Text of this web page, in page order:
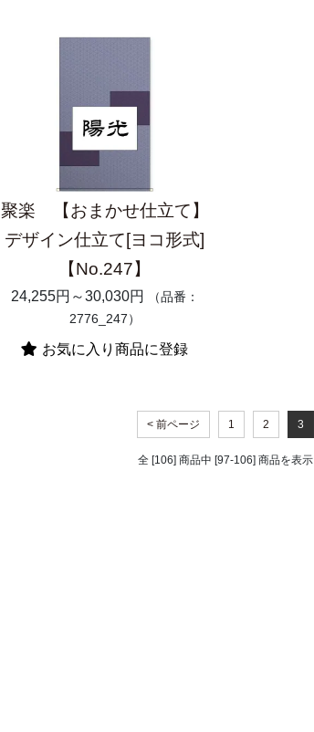
聚楽 【おまかせ仕立て】
デザイン仕立て[ヨコ形式]
【No.247】
24,255円～30,030円
（品番：
2776_247）
お気に入り商品に登録
< 前ページ 1 2 3
全 [106] 商品中 [97-106] 商品を表示